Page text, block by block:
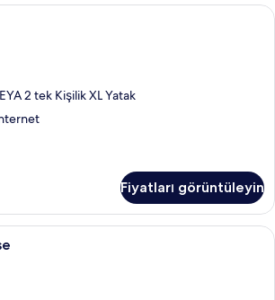
Odada kasa, masa, dizüstü bilgisayar
2 tek Kişilik XL Yatak
Fiyatları görüntüleyin
Odada kasa, masa, dizüstü bilgisayar